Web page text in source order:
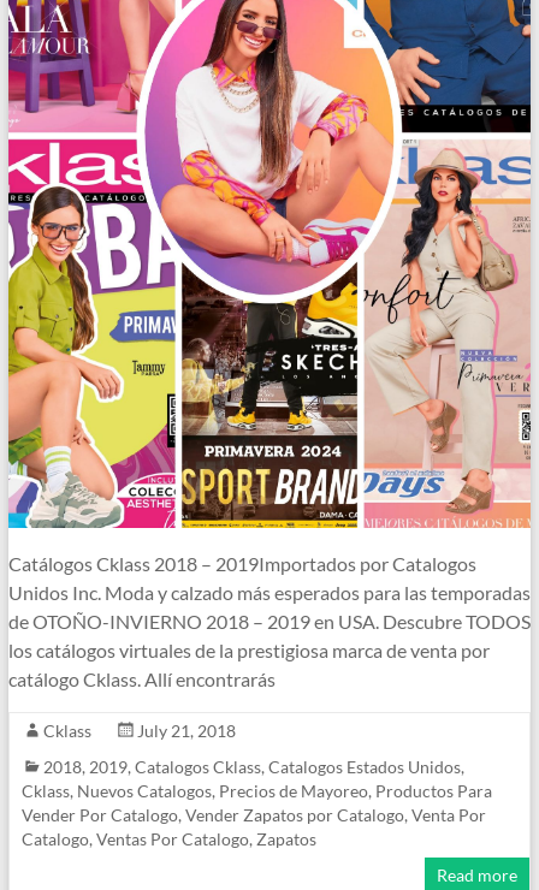
Catálogos Cklass 2018 – 2019Importados por Catalogos
Unidos Inc. Moda y calzado más esperados para las temporadas
de OTOÑO-INVIERNO 2018 – 2019 en USA. Descubre TODOS
los catálogos virtuales de la prestigiosa marca de venta por
catálogo Cklass. Allí encontrarás
Cklass
July 21, 2018
2018, 2019, Catalogos Cklass, Catalogos Estados Unidos,
Cklass, Nuevos Catalogos, Precios de Mayoreo, Productos Para
Vender Por Catalogo, Vender Zapatos por Catalogo, Venta Por
Catalogo, Ventas Por Catalogo, Zapatos
Read more